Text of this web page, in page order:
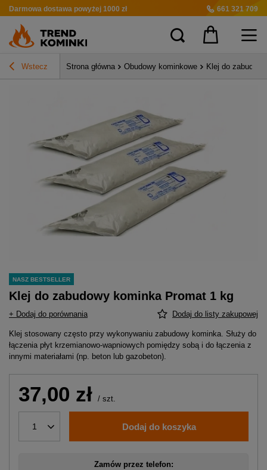
Darmowa dostawa powyżej 1000 zł 661 321 709
Wstecz Strona główna Obudowy kominkowe Klej do
NASZ BESTSELLER
Klej do zabudowy kominka Promat 1 kg
+ Dodaj do porównania Dodaj do listy zakupowej
Klej stosowany często przy wykonywaniu zabudowy kominka. Służy do
łączenia płyt krzemianowo-wapniowych pomiędzy sobą i do łączenia z
innymi materiałami (np. beton lub gazobeton).
37,00 zł / szt.
1 Dodaj do koszyka
Zamów przez telefon: